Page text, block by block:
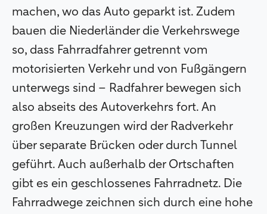
machen, wo das Auto geparkt ist. Zudem
bauen die Niederländer die Verkehrswege
so, dass Fahrradfahrer getrennt vom
motorisierten Verkehr und von Fußgängern
unterwegs sind – Radfahrer bewegen sich
also abseits des Autoverkehrs fort. An
großen Kreuzungen wird der Radverkehr
über separate Brücken oder durch Tunnel
geführt. Auch außerhalb der Ortschaften
gibt es ein geschlossenes Fahrradnetz. Die
Fahrradwege zeichnen sich durch eine hohe